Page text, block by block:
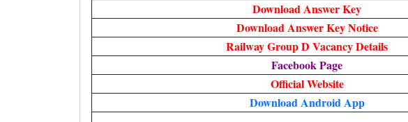
Download Answer Key
Download Answer Key Notice
Railway Group D Vacancy Details
Facebook Page
Official Website
Download Android App